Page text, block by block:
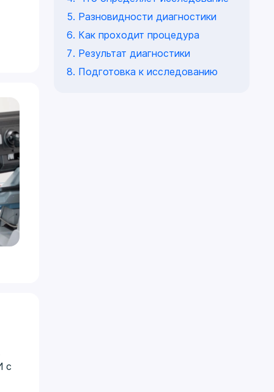
Разновидности диагностики
Как проходит процедура
Результат диагностики
Подготовка к исследованию
с